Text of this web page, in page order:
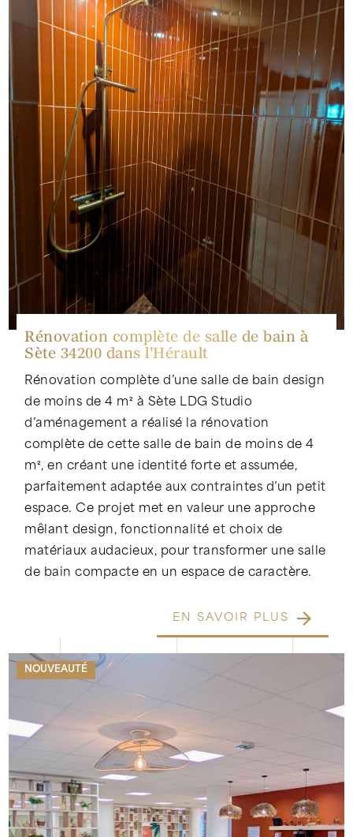
Rénovation complète de salle de bain à
Sète 34200 dans l'Hérault
Rénovation complète d’une salle de bain design
de moins de 4 m² à Sète LDG Studio
d’aménagement a réalisé la rénovation
complète de cette salle de bain de moins de 4
m², en créant une identité forte et assumée,
parfaitement adaptée aux contraintes d’un petit
espace. Ce projet met en valeur une approche
mêlant design, fonctionnalité et choix de
matériaux audacieux, pour transformer une salle
de bain compacte en un espace de caractère.
EN SAVOIR PLUS
NOUVEAUTÉ